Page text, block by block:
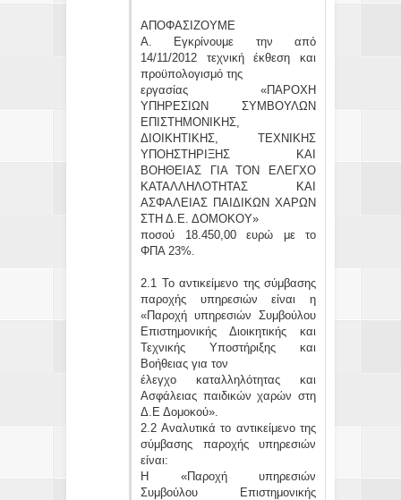
ΑΠΟΦΑΣΙΖΟΥΜΕ
Α. Εγκρίνουμε την από
14/11/2012 τεχνική έκθεση και
προϋπολογισμό της
εργασίας «ΠΑΡΟΧΗ
ΥΠΗΡΕΣΙΩΝ ΣΥΜΒΟΥΛΩΝ
ΕΠΙΣΤΗΜΟΝΙΚΗΣ,
ΔΙΟΙΚΗΤΙΚΗΣ, ΤΕΧΝΙΚΗΣ
ΥΠΟΗΣΤΗΡΙΞΗΣ ΚΑΙ
ΒΟΗΘΕΙΑΣ ΓΙΑ ΤΟΝ ΕΛΕΓΧΟ
ΚΑΤΑΛΛΗΛΟΤΗΤΑΣ ΚΑΙ
ΑΣΦΑΛΕΙΑΣ ΠΑΙΔΙΚΩΝ ΧΑΡΩΝ
ΣΤΗ Δ.Ε. ΔΟΜΟΚΟΥ»
ποσού 18.450,00 ευρώ με το
ΦΠΑ 23%.
2.1 Το αντικείμενο της σύμβασης
παροχής υπηρεσιών είναι η
«Παροχή υπηρεσιών Συμβούλου
Επιστημονικής Διοικητικής και
Τεχνικής Υποστήριξης και
Βοήθειας για τον
έλεγχο καταλληλότητας και
Ασφάλειας παιδικών χαρών στη
Δ.Ε Δομοκού».
2.2 Αναλυτικά το αντικείμενο της
σύμβασης παροχής υπηρεσιών
είναι:
Η «Παροχή υπηρεσιών
Συμβούλου Επιστημονικής